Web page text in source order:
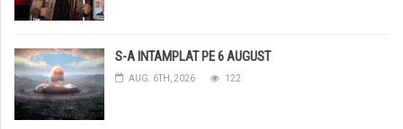
S-A INTAMPLAT PE 6 AUGUST
AUG. 6TH, 2026 122